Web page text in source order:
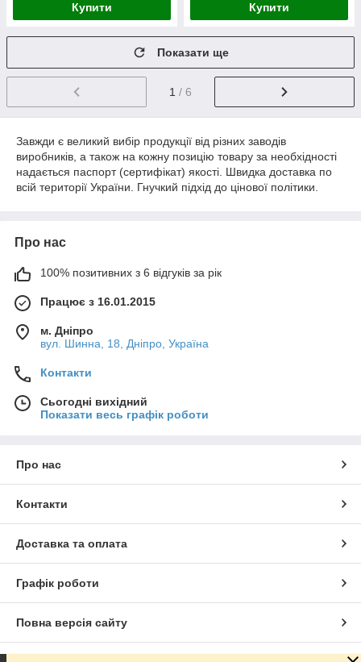
Купити Купити
Показати ще
1 / 6
Завжди є великий вибір продукції від різних заводів
виробників, а також на кожну позицію товару за необхідності
надається паспорт (сертифікат) якості. Швидка доставка по
всій території України. Гнучкий підхід до цінової політики.
Про нас
100% позитивних з 6 відгуків за рік
Працює з 16.01.2015
м. Дніпро
вул. Шинна, 18, Дніпро, Україна
Контакти
Сьогодні вихідний
Показати весь графік роботи
Про нас
Контакти
Доставка та оплата
Графік роботи
Повна версія сайту